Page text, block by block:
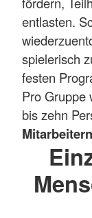
entlasten.
spielerisch
festen
Pro Gruppe
bis zehn
Mitarbeitern